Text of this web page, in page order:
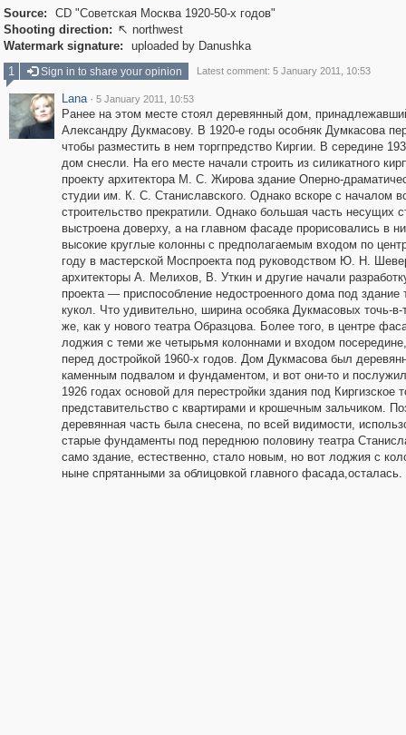
Source:
CD "Советская Москва 1920-50-х годов"
Shooting direction:  northwest
Watermark signature:
uploaded by Danushka
1
Sign in to share your opinion Latest comment: 5 January 2011, 10:53
Lana · 5 January 2011, 10:53
Ранее на этом месте стоял деревянный дом,
Александру Дукмасову. В 1920-е годы особняк Думкасова
чтобы разместить в нем торгпредство Киргии. В середине
дом снесли. На его месте начали строить из силикатного
проекту архитектора М. С. Жирова здание Оперно-
студии им. К. С. Станиславского. Однако вскоре с началом
строительство прекратили. Однако большая часть несущих
выстроена доверху, а на главном фасаде прорисовались в
высокие круглые колонны с предполагаемым входом по
году в мастерской Моспроекта под руководством Ю. Н.
архитекторы А. Мелихов, В. Уткин и другие начали
проекта — приспособление недостроенного дома под здание
кукол. Что удивительно, ширина особяка Дукмасовых точь-в-
же, как у нового театра Образцова. Более того, в центре
лоджия с теми же четырьмя колоннами и входом
перед достройкой 1960-х годов. Дом Дукмасова был
каменным подвалом и фундаментом, и вот они-то и
1926 годах основой для перестройки здания под Киргизское
представительство с квартирами и крошечным зальчиком.
деревянная часть была снесена, по всей видимости,
старые фундаменты под переднюю половину театра
само здание, естественно, стало новым, но вот лоджия с
ныне спрятанными за облицовкой главного фасада,осталась.